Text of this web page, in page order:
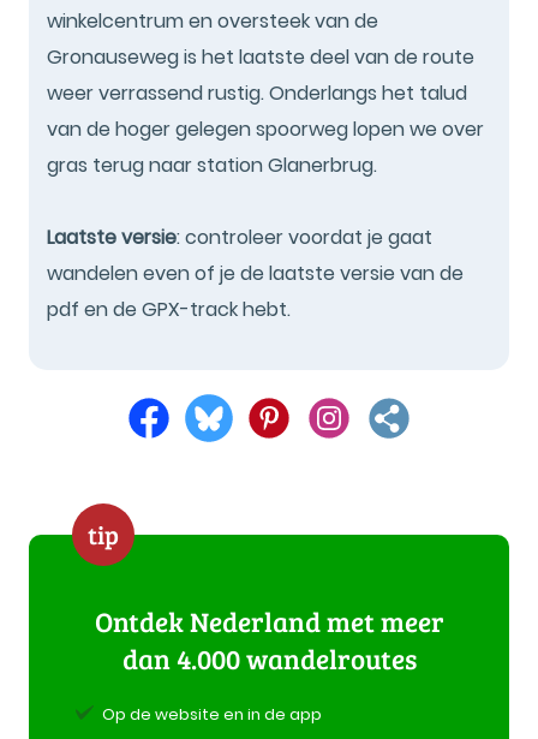
winkelcentrum en oversteek van de
Gronauseweg is het laatste deel van de route
weer verrassend rustig. Onderlangs het talud
van de hoger gelegen spoorweg lopen we over
gras terug naar station Glanerbrug.
Laatste versie: controleer voordat je gaat
wandelen even of je de laatste versie van de
pdf en de GPX-track hebt.
tip
Ontdek Nederland met meer
dan 4.000 wandelroutes
Op de website en in de app